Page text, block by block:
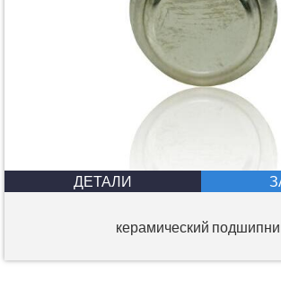
ДЕТАЛИ
керамический